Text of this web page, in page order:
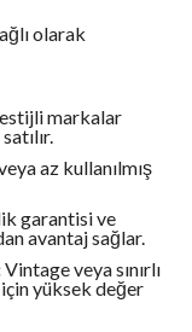
olarak
markalar
az kullanılmış
garantisi ve
avantaj sağlar.
Vintage veya sınırlı
yüksek değer